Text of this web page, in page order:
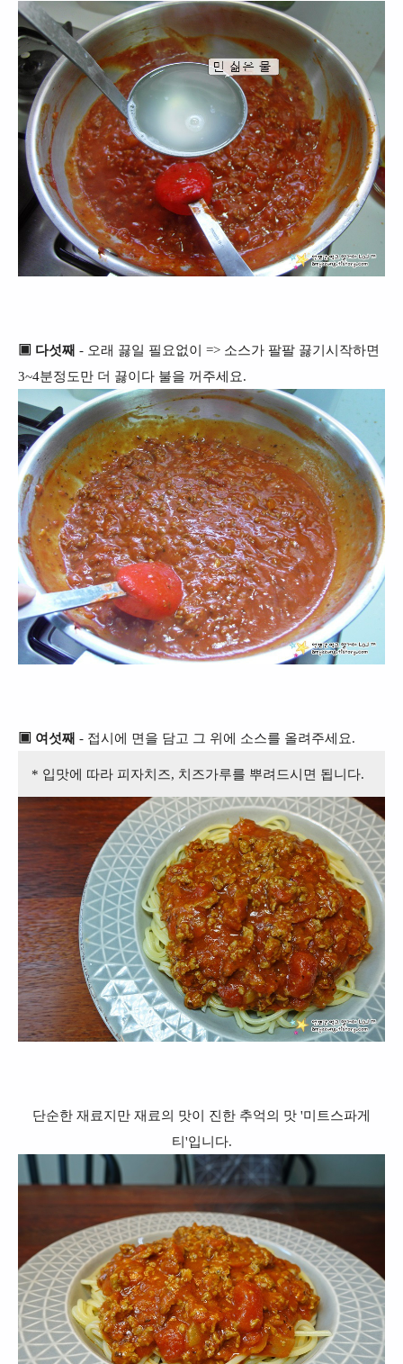
▣ 다섯째 - 오래 끓일 필요없이 => 소스가 팔팔 끓기시작하면
3~4분정도만 더 끓이다 불을 꺼주세요.
▣ 여섯째 - 접시에 면을 담고 그 위에 소스를 올려주세요.
* 입맛에 따라 피자치즈, 치즈가루를 뿌려드시면 됩니다.
단순한 재료지만 재료의 맛이 진한 추억의 맛 '미트스파게
티'입니다.